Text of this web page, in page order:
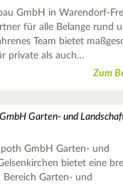
GmbH in Warendorf-
für alle Belange rund
Team bietet
private als auch…
Zum
Garten- und
GmbH Garten- und
bietet eine
Bereich Garten- und